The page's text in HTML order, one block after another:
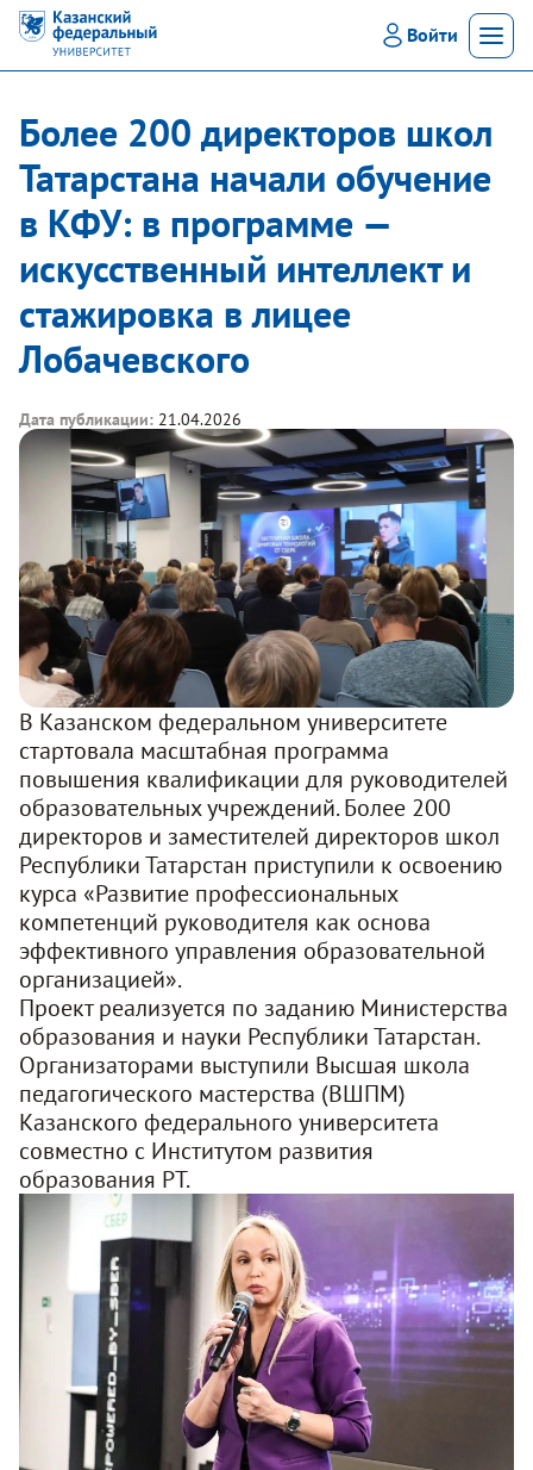
Войти
Более 200 директоров школ
Татарстана начали обучение
в КФУ: в программе —
искусственный интеллект и
стажировка в лицее
Лобачевского
Дата публикации: 21.04.2026
В Казанском федеральном университете
стартовала масштабная программа
повышения квалификации для руководителей
образовательных учреждений. Более 200
директоров и заместителей директоров школ
Республики Татарстан приступили к освоению
курса «Развитие профессиональных
компетенций руководителя как основа
эффективного управления образовательной
организацией».
Проект реализуется по заданию Министерства
образования и науки Республики Татарстан.
Организаторами выступили Высшая школа
педагогического мастерства (ВШПМ)
Казанского федерального университета
совместно с Институтом развития
образования РТ.